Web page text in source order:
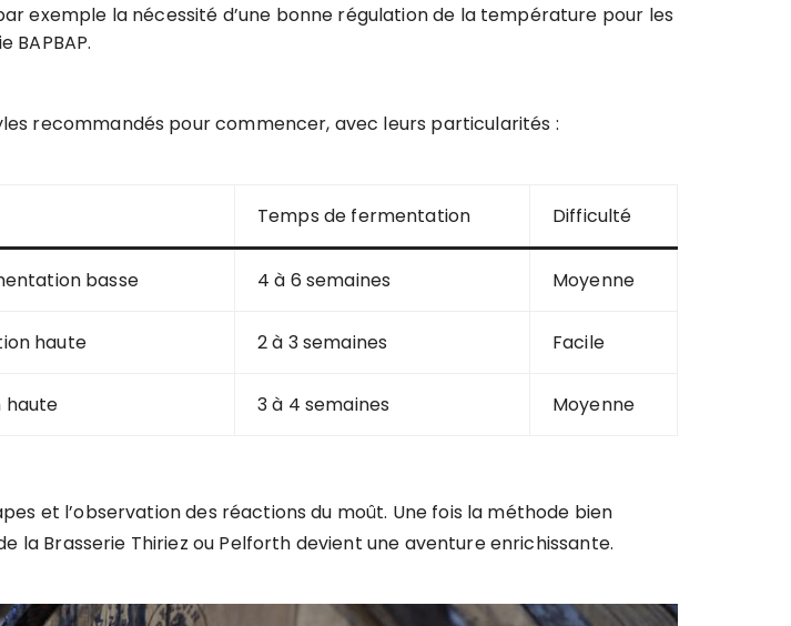
exemple la nécessité d’une bonne régulation de la température pour les
BAPBAP.
recommandés pour commencer, avec leurs particularités :
Temps de fermentation Difficulté
basse 4 à 6 semaines Moyenne
haute 2 à 3 semaines Facile
haute 3 à 4 semaines Moyenne
et l’observation des réactions du moût. Une fois la méthode bien
la Brasserie Thiriez ou Pelforth devient une aventure enrichissante.